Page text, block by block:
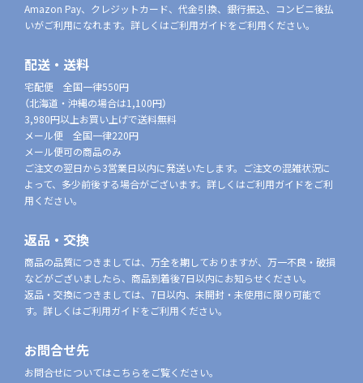
Amazon Pay、クレジットカード、代金引換、銀行振込、コンビニ後払
いがご利用になれます。詳しくはご利用ガイドをご利用ください。
配送・送料
宅配便 全国一律550円
（北海道・沖縄の場合は1,100円）
3,980円以上お買い上げで送料無料
メール便 全国一律220円
メール便可の商品のみ
ご注文の翌日から3営業日以内に発送いたします。ご注文の混雑状況に
よって、多少前後する場合がございます。詳しくはご利用ガイドをご利
用ください。
返品・交換
商品の品質につきましては、万全を期しておりますが、万一不良・破損
などがございましたら、商品到着後7日以内にお知らせください。
返品・交換につきましては、7日以内、未開封・未使用に限り可能で
す。詳しくはご利用ガイドをご利用ください。
お問合せ先
お問合せについてはこちらをご覧ください。